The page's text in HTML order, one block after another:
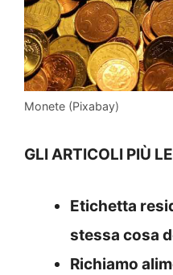
Monete (Pixabay)
GLI ARTICOLI PIÙ
Etichetta
stessa cosa
Richiamo